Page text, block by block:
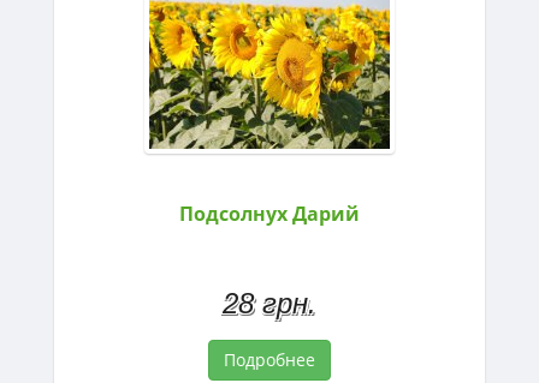
Подсолнух Дарий
28 грн.
Подробнее